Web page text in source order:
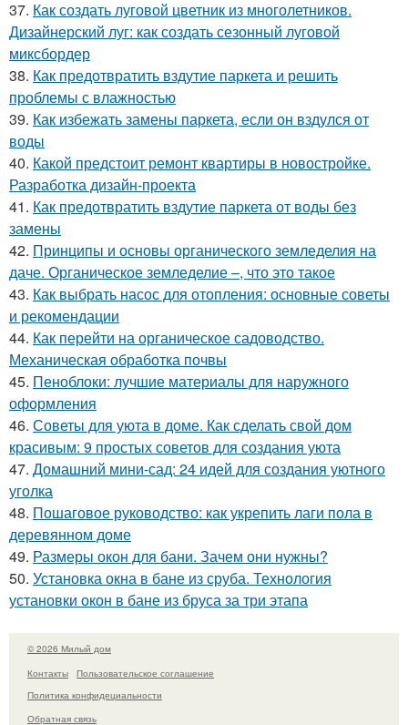
37. Как создать луговой цветник из многолетников.
Дизайнерский луг: как создать сезонный луговой
миксбордер
38. Как предотвратить вздутие паркета и решить
проблемы с влажностью
39. Как избежать замены паркета, если он вздулся от
воды
40. Какой предстоит ремонт квартиры в новостройке.
Разработка дизайн-проекта
41. Как предотвратить вздутие паркета от воды без
замены
42. Принципы и основы органического земледелия на
даче. Органическое земледелие –, что это такое
43. Как выбрать насос для отопления: основные советы
и рекомендации
44. Как перейти на органическое садоводство.
Механическая обработка почвы
45. Пеноблоки: лучшие материалы для наружного
оформления
46. Советы для уюта в доме. Как сделать свой дом
красивым: 9 простых советов для создания уюта
47. Домашний мини-сад: 24 идей для создания уютного
уголка
48. Пошаговое руководство: как укрепить лаги пола в
деревянном доме
49. Размеры окон для бани. Зачем они нужны?
50. Установка окна в бане из сруба. Технология
установки окон в бане из бруса за три этапа
© 2026 Милый дом
Контакты
Пользовательское соглашение
Политика конфидециальности
Обратная связь